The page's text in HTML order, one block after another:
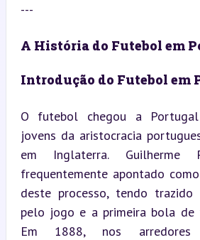
---
A História do Futebol em
Introdução do Futebol em
O futebol chegou a
jovens da aristocracia
em Inglaterra.
frequentemente apontado
deste processo, tendo trazido
pelo jogo e a primeira bola de
Em 1888, nos